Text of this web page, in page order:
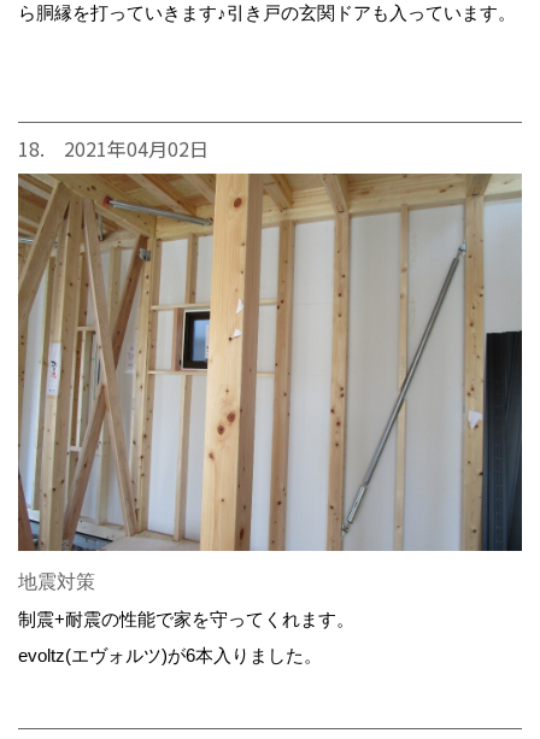
ら胴縁を打っていきます♪引き戸の玄関ドアも入っています。
18. 2021年04月02日
地震対策
制震+耐震の性能で家を守ってくれます。
evoltz(エヴォルツ)が6本入りました。